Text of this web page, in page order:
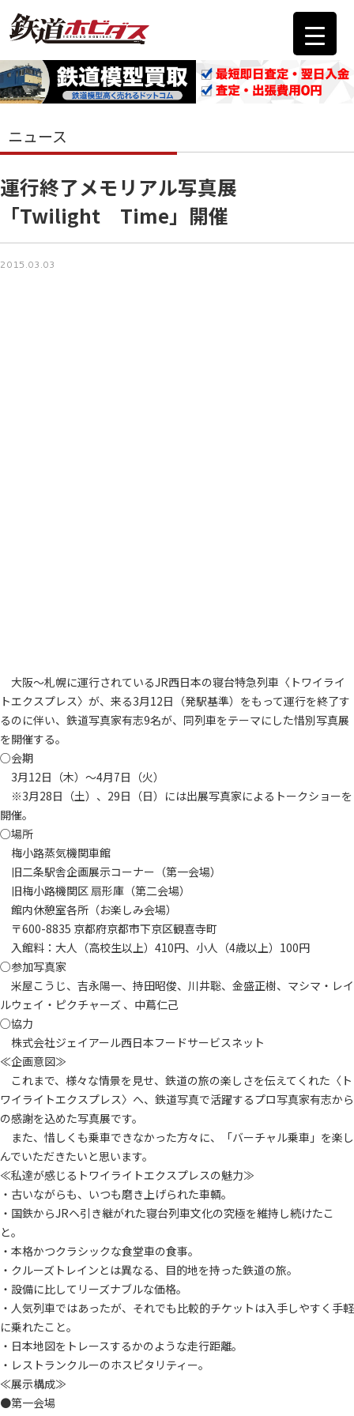
ニュース
運行終了メモリアル写真展
「Twilight Time」開催
2015.03.03
大阪～札幌に運行されているJR西日本の寝台特急列車〈トワイライ
トエクスプレス〉が、来る3月12日（発駅基準）をもって運行を終了す
るのに伴い、鉄道写真家有志9名が、同列車をテーマにした惜別写真展
を開催する。
○会期
3月12日（木）～4月7日（火）
※3月28日（土）、29日（日）には出展写真家によるトークショーを
開催。
○場所
梅小路蒸気機関車館
旧二条駅舎企画展示コーナー（第一会場）
旧梅小路機関区 扇形庫（第二会場）
館内休憩室各所（お楽しみ会場）
〒600-8835 京都府京都市下京区観喜寺町
入館料：大人（高校生以上）410円、小人（4歳以上）100円
○参加写真家
米屋こうじ、吉永陽一、持田昭俊、川井聡、金盛正樹、マシマ・レイ
ルウェイ・ピクチャーズ 、中蔦仁己
○協力
株式会社ジェイアール西日本フードサービスネット
≪企画意図≫
これまで、様々な情景を見せ、鉄道の旅の楽しさを伝えてくれた〈ト
ワイライトエクスプレス〉へ、鉄道写真で活躍するプロ写真家有志から
の感謝を込めた写真展です。
また、惜しくも乗車できなかった方々に、「バーチャル乗車」を楽し
んでいただきたいと思います。
≪私達が感じるトワイライトエクスプレスの魅力≫
・古いながらも、いつも磨き上げられた車輌。
・国鉄からJRヘ引き継がれた寝台列車文化の究極を維持し続けたこ
と。
・本格かつクラシックな食堂車の食事。
・クルーズトレインとは異なる、目的地を持った鉄道の旅。
・設備に比してリーズナブルな価格。
・人気列車ではあったが、それでも比較的チケットは入手しやすく手軽
に乗れたこと。
・日本地図をトレースするかのような走行距離。
・レストランクルーのホスピタリティー。
≪展示構成≫
●第一会場